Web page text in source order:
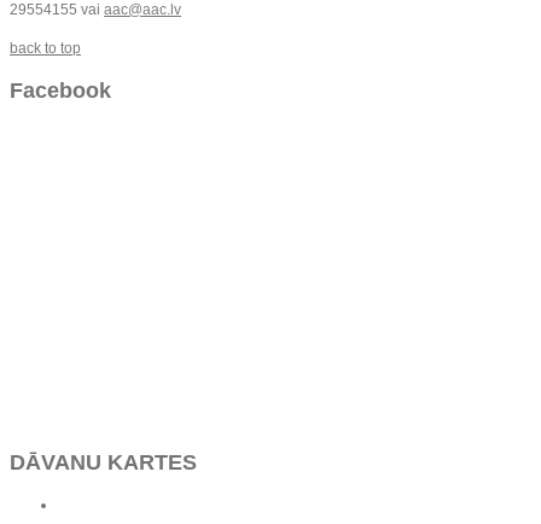
29554155 vai aac@aac.lv
back to top
Facebook
DĀVANU KARTES